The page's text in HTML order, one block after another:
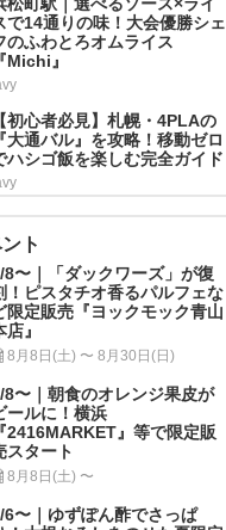
で14通りの味！大会優勝シェ
のふわとろオムライス
『Michi』
【初心者必見】札幌・4PLAの
『大通バル』を攻略！移動ゼロ
ハシゴ飯を楽しむ完全ガイド
ト
8〜｜「ダックワーズ」が復
！ピスタチオ香るパルフェな
限定販売『ヨックモック青山
店』
8月8日(土) 〜 8月30日(日)
8〜｜朝食のオレンジ果皮が
ールに！横浜
『2416MARKET』等で限定販
スタート
8月8日(土) 〜
6〜｜ゆずぽん酢でさっぱ